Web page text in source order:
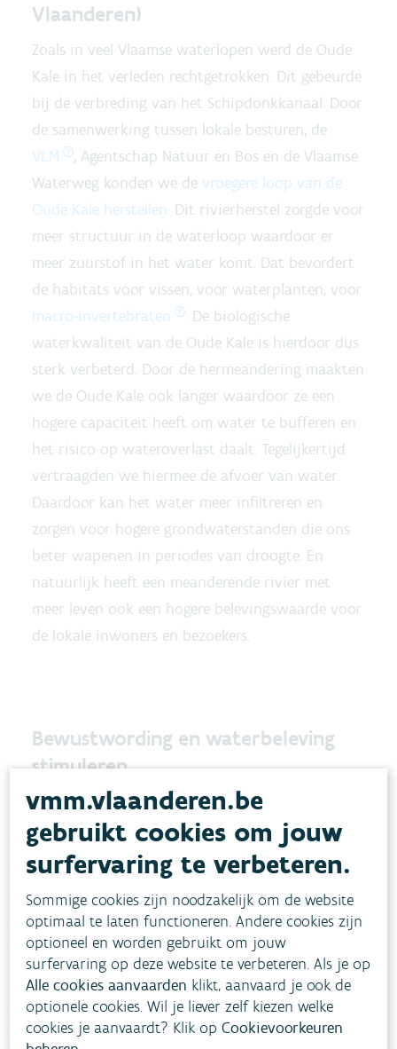
Vlaanderen)
Zoals in veel Vlaamse waterlopen werd de Oude
Kale in het verleden rechtgetrokken. Dit gebeurde
bij de verbreding van het Schipdonkkanaal. Door
de samenwerking tussen lokale besturen, de
VLM
, Agentschap Natuur en Bos en de Vlaamse
Waterweg konden we de vroegere loop van de
Oude Kale herstellen. Dit rivierherstel zorgde voor
meer structuur in de waterloop waardoor er
meer zuurstof in het water komt. Dat bevordert
de habitats voor vissen, voor waterplanten, voor
macro-invertebraten
. De biologische
waterkwaliteit van de Oude Kale is hierdoor dus
sterk verbeterd. Door de hermeandering maakten
we de Oude Kale ook langer waardoor ze een
hogere capaciteit heeft om water te bufferen en
het risico op wateroverlast daalt. Tegelijkertijd
vertraagden we hiermee de afvoer van water.
Daardoor kan het water meer infiltreren en
zorgen voor hogere grondwaterstanden die ons
beter wapenen in periodes van droogte. En
natuurlijk heeft een meanderende rivier met
meer leven ook een hogere belevingswaarde voor
de lokale inwoners en bezoekers.
Bewustwording en waterbeleving
stimuleren
Gemeenten kunnen ook inzetten op
waterbewustzijn bij hun inwoners en bedrijven.
Dat kan door deel te nemen aan campagnes – of
er zelf te organiseren – die aandacht hebben
voor het belang van een goede waterkwaliteit,
het zorgzaam omgaan met afvalwater en een
intense waterbeleving.
Voorbeelden:
vmm.vlaanderen.be
gebruikt cookies om jouw
surfervaring te verbeteren.
Sommige cookies zijn noodzakelijk om de website
optimaal te laten functioneren. Andere cookies zijn
optioneel en worden gebruikt om jouw
surfervaring op deze website te verbeteren. Als je op
Alle cookies aanvaarden klikt, aanvaard je ook de
optionele cookies. Wil je liever zelf kiezen welke
cookies je aanvaardt? Klik opCookievoorkeuren